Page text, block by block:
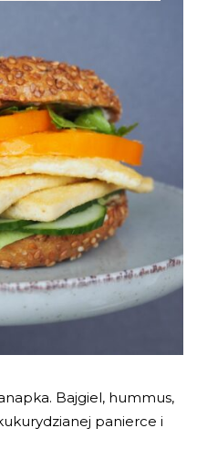
Bajgiel, hummus,
panierce i